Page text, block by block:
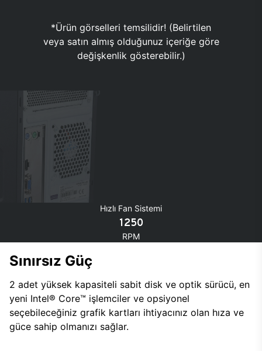
*Ürün görselleri temsilidir! (Belirtilen
veya satın almış olduğunuz içeriğe göre
değişkenlik gösterebilir.)
Hızlı Fan Sistemi
1250
RPM
Sınırsız Güç
2 adet yüksek kapasiteli sabit disk ve optik sürücü, en
yeni Intel® Core™ işlemciler ve opsiyonel
seçebileceğiniz grafik kartları ihtiyacınız olan hıza ve
güce sahip olmanızı sağlar.